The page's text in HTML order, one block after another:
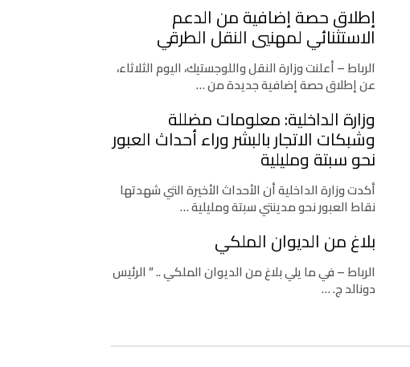
إطلاق حصة إضافية من الدعم
الاستثنائي لمهنيي النقل الطرقي
الرباط – أعلنت وزارة النقل واللوجستيك، اليوم الثلاثاء،
عن إطلاق حصة إضافية جديدة من …
وزارة الداخلية: معلومات مضللة
وشبكات الاتجار بالبشر وراء أحداث العبور
نحو سبتة ومليلية
أكدت وزارة الداخلية أن الأحداث الأخيرة التي شهدتها
نقاط العبور نحو مدينتي سبتة ومليلية …
بلاغ من الديوان الملكي
الرباط – في ما يلي بلاغ من الديوان الملكي .. ” الرئيس
دونالد ج. …